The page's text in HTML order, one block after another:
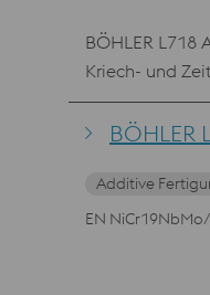
BÖHLER
Kriech- und
Anwendungen, Automotive-
BÖHLER
Additive
EN